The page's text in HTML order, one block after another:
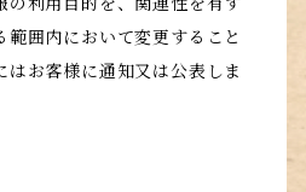
範囲内において変更すること
はお客様に通知又は公表しま